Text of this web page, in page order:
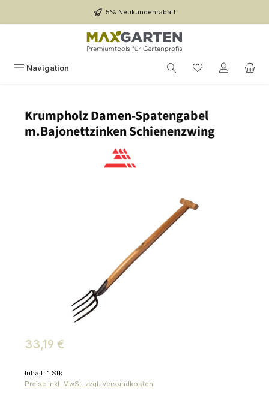
5% Neukundenrabatt
Navigation
Krumpholz Damen-Spatengabel
m.Bajonettzinken Schienenzwing
Regulärer Preis:
33,19 €
Inhalt: 1 Stk
Preise inkl. MwSt. zzgl. Versandkosten